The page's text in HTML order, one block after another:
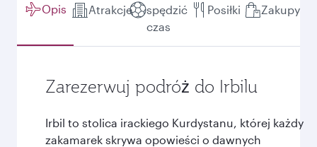
Opis Atrakcje
spędzić
czas
Posiłki Zakupy
Zarezerwuj podróż do Irbilu
Irbil to stolica irackiego Kurdystanu, której każdy
zakamarek skrywa opowieści o dawnych